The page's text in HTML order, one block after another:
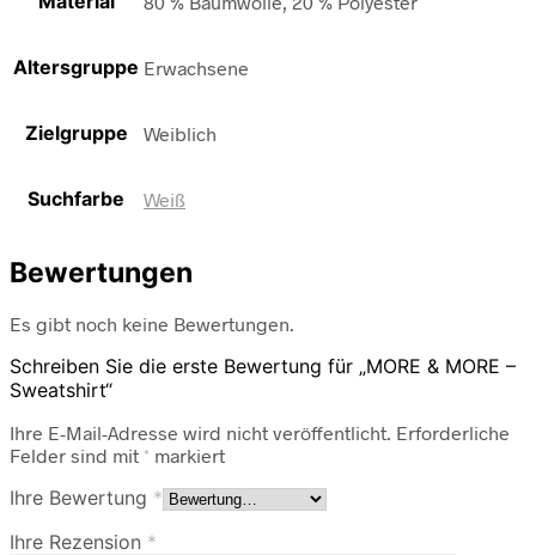
Altersgruppe Erwachsene
Zielgruppe Weiblich
Suchfarbe Weiß
Bewertungen
Es gibt noch keine Bewertungen.
Schreiben Sie die erste Bewertung für „MORE & MORE –
Sweatshirt“
Ihre E-Mail-Adresse wird nicht veröffentlicht. Erforderliche
Felder sind mit * markiert
Ihre Bewertung *
Ihre Rezension *